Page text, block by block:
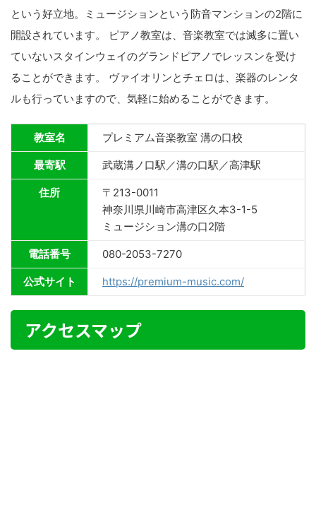
という好立地。ミュージションという防音マンションの2階に
開設されています。 ピアノ教室は、音楽教室では滅多に置い
ていないスタインウェイのグランドピアノでレッスンを受け
ることができます。 ヴァイオリンとチェロは、楽器のレンタ
ルも行っていますので、気軽に始めることができます。
教室名 プレミアム音楽教室 溝の口校
最寄駅 武蔵溝ノ口駅／溝の口駅／高津駅
住所
〒213-0011
神奈川県川崎市高津区久本3-1-5
ミュージション溝の口2階
電話番号 080-2053-7270
公式サイト https://premium-music.com/
アクセスマップ